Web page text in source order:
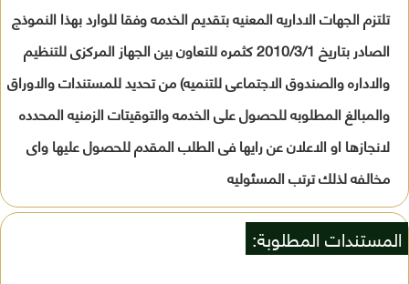
تلتزم الجهات الاداريه المعنيه بتقديم الخدمه وفقا للوارد بهذا النموذج
الصادر بتاريخ 2010/3/1 كثمره للتعاون بين الجهاز المركزى للتنظيم
والاداره والصندوق الاجتماعى للتنميه) من تحديد للمستندات والاوراق
والمبالغ المطلوبه للحصول على الخدمه والتوقيتات الزمنيه المحدده
لانجازها او الاعلان عن رايها فى الطلب المقدم للحصول عليها واى
مخالفه لذلك ترتب المسئوليه
المستندات المطلوبة: